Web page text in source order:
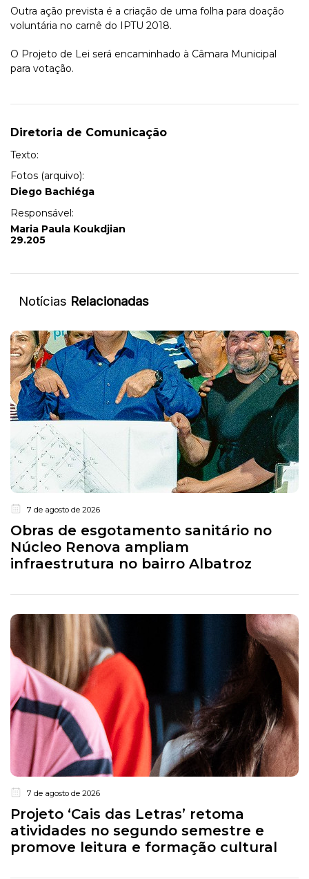
Outra ação prevista é a criação de uma folha para doação
voluntária no carnê do IPTU 2018.
O Projeto de Lei será encaminhado à Câmara Municipal
para votação.
Diretoria de Comunicação
Texto:
Fotos (arquivo):
Diego Bachiéga
Responsável:
Maria Paula Koukdjian
29.205
Notícias Relacionadas
7 de agosto de 2026
Obras de esgotamento sanitário no
Núcleo Renova ampliam
infraestrutura no bairro Albatroz
7 de agosto de 2026
Projeto ‘Cais das Letras’ retoma
atividades no segundo semestre e
promove leitura e formação cultural